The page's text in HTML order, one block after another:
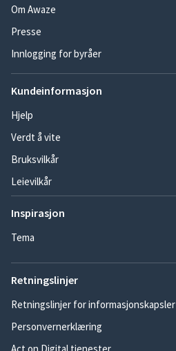
Om Awaze
Presse
Innlogging for byråer
Kundeinformasjon
Hjelp
Verdt å vite
Bruksvilkår
Leievilkår
Inspirasjon
Tema
Retningslinjer
Retningslinjer for informasjonskapsler
Personvernerklæring